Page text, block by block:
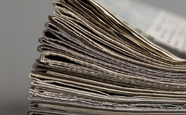
升级款|STA401系列
基础款|STA200系列
基础款|STA300系列
炭黑分散度检测仪
产品视频
售后服务
技术文章